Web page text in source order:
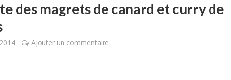
des magrets de canard et curry de
Ajouter un commentaire